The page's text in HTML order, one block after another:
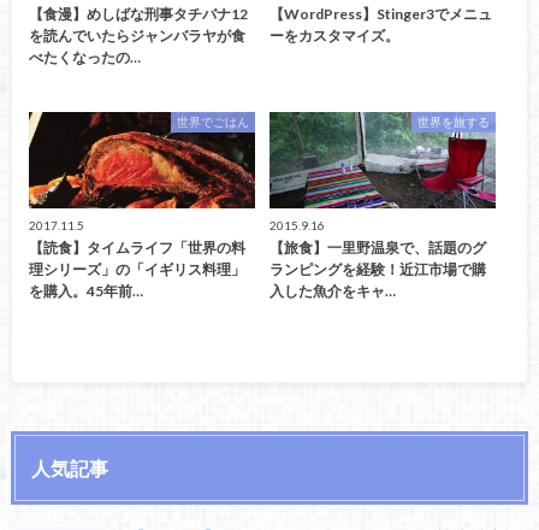
【食漫】めしばな刑事タチバナ12
を読んでいたらジャンバラヤが食
べたくなったの…
【WordPress】Stinger3でメニュ
ーをカスタマイズ。
世界でごはん
2017.11.5
【読食】タイムライフ「世界の料
理シリーズ」の「イギリス料理」
を購入。45年前…
世界を旅する
2015.9.16
【旅食】一里野温泉で、話題のグ
ランピングを経験！近江市場で購
入した魚介をキャ…
人気記事